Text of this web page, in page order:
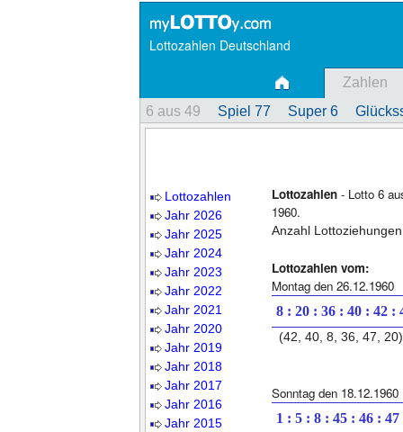
Lottozahlen Deutschland
Zahlen
6 aus 49
Spiel 77 Super 6
Lottozahlen
Jahr 2026
Jahr 2025
Jahr 2024
Jahr 2023
Jahr 2022
Jahr 2021
Jahr 2020
Jahr 2019
Jahr 2018
Jahr 2017
Jahr 2016
Jahr 2015
Lottozahlen - Lotto 6
1960.
Anzahl
Lottozahlen vom:
Montag den 26.12.1960
8 : 20 : 36 : 40 : 42 :
(42, 40, 8, 36, 47, 20)
Sonntag den 18.12.1960
1 : 5 : 8 : 45 : 46 : 47